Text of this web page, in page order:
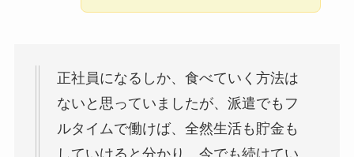
正社員になるしか、食べていく方法は
ないと思っていましたが、派遣でもフ
ルタイムで働けば、全然生活も貯金も
していけると分かり、今でも続けてい